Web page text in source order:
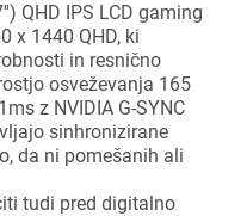
QHD IPS LCD gaming
x 1440 QHD, ki
in resnično
osveževanja 165
z NVIDIA G-SYNC
sinhronizirane
da ni pomešanih ali
tudi pred digitalno